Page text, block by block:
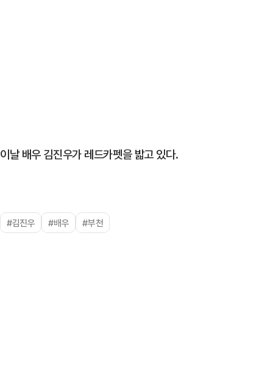
이날 배우 김진우가 레드카펫을 밟고 있다.
#김진우 #배우 #부천